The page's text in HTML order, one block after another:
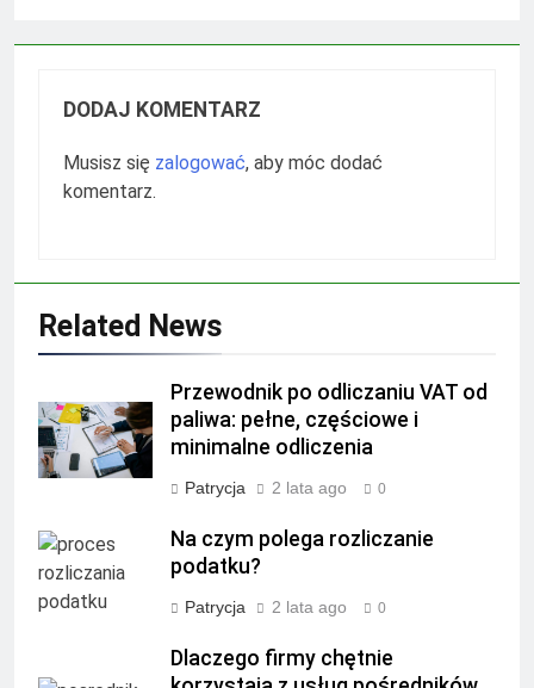
DODAJ KOMENTARZ
Musisz się zalogować, aby móc dodać
komentarz.
Related News
Przewodnik po odliczaniu VAT od
paliwa: pełne, częściowe i
minimalne odliczenia
Patrycja 2 lata ago 0
Na czym polega rozliczanie
podatku?
Patrycja 2 lata ago 0
Dlaczego firmy chętnie